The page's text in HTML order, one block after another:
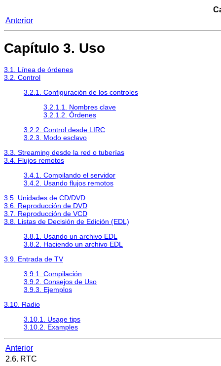
Anterior
Capítulo 3. Uso
3.1. Línea de órdenes
3.2. Control
3.2.1. Configuración de los controles
3.2.1.1. Nombres clave
3.2.1.2. Órdenes
3.2.2. Control desde LIRC
3.2.3. Modo esclavo
3.3. Streaming desde la red o tuberías
3.4. Flujos remotos
3.4.1. Compilando el servidor
3.4.2. Usando flujos remotos
3.5. Unidades de CD/DVD
3.6. Reproducción de DVD
3.7. Reproducción de VCD
3.8. Listas de Decisión de Edición (EDL)
3.8.1. Usando un archivo EDL
3.8.2. Haciendo un archivo EDL
3.9. Entrada de TV
3.9.1. Compilación
3.9.2. Consejos de Uso
3.9.3. Ejemplos
3.10. Radio
3.10.1. Usage tips
3.10.2. Examples
Anterior
2.6. RTC